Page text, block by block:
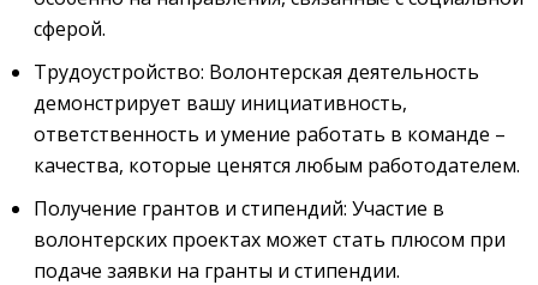
сферой.
Трудоустройство: Волонтерская деятельность
демонстрирует вашу инициативность,
ответственность и умение работать в команде –
качества, которые ценятся любым работодателем.
Получение грантов и стипендий: Участие в
волонтерских проектах может стать плюсом при
подаче заявки на гранты и стипендии.